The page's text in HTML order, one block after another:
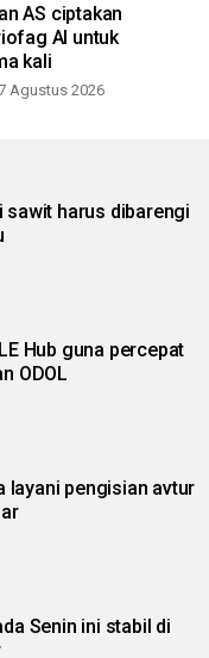
AS ciptakan
AI untuk
kali
Agustus 2026
sawit harus dibarengi
Hub guna percepat
ODOL
layani pengisian avtur
Senin ini stabil di